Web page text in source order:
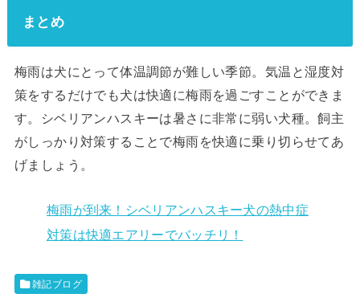
まとめ
梅雨は犬にとって体温調節が難しい季節。気温と湿度対
策をするだけでも犬は快適に梅雨を過ごすことができま
す。シベリアンハスキーは暑さに非常に弱い犬種。飼主
がしっかり対策することで梅雨を快適に乗り切らせてあ
げましょう。
梅雨が到来！シベリアンハスキー犬の熱中症
対策は快適エアリーでバッチリ！
雑記ブログ